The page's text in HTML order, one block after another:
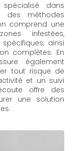
dans
des méthodes
comprend une
infestées,
ainsi
complètes. En
également
tout risque de
et un suivi
offre des
une solution